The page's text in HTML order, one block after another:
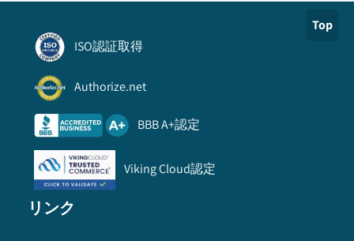
Top
ISO認証取得
Authorize.net
BBB A+認定
Viking Cloud認定
リンク